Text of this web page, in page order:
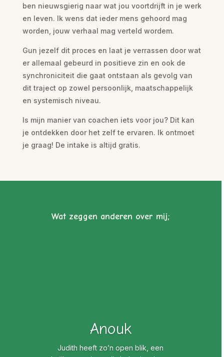
ben nieuwsgierig naar wat jou voortdrijft in je werk
en leven. Ik wens dat ieder mens gehoord mag
worden, jouw verhaal mag verteld wordem.
Gun jezelf dit proces en laat je verrassen door wat
er allemaal gebeurd in positieve zin en ook de
synchroniciteit die gaat ontstaan als gevolg van
dit traject op zowel persoonlijk, maatschappelijk
en systemisch niveau.
Is mijn manier van coachen iets voor jou? Dit kan
je ontdekken door het zelf te ervaren. Ik ontmoet
je graag! De intake is altijd gratis.
Wat zeggen anderen over mij;
Anouk
Judith heeft zo’n open blik, een